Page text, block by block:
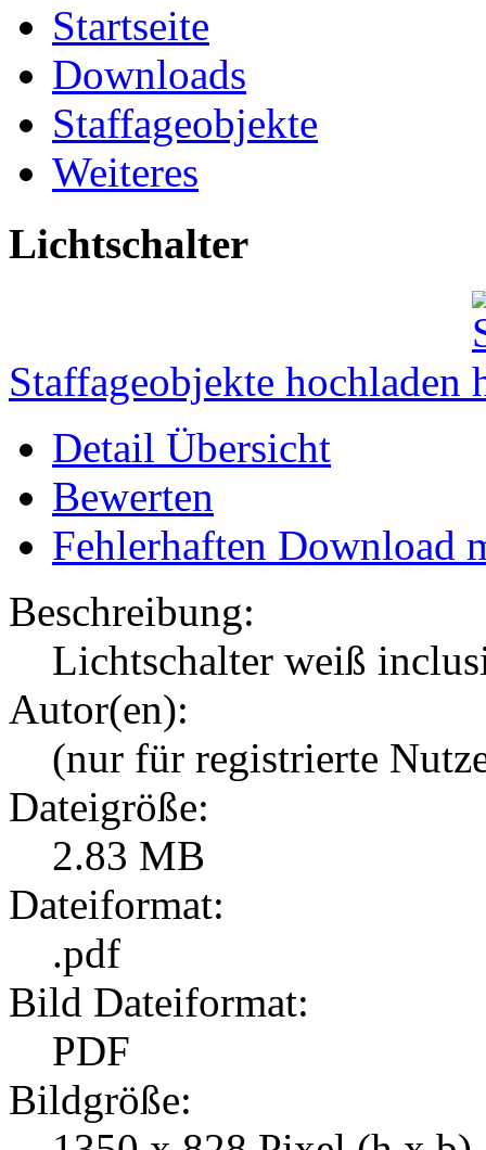
Startseite
Downloads
Staffageobjekte
Weiteres
Lichtschalter
Staffageobjekte hochladen
Detail Übersicht
Bewerten
Fehlerhaften Download
Beschreibung:
Lichtschalter weiß
Autor(en):
(nur für registrierte
Dateigröße:
2.83 MB
Dateiformat:
.pdf
Bild Dateiformat:
PDF
Bildgröße: